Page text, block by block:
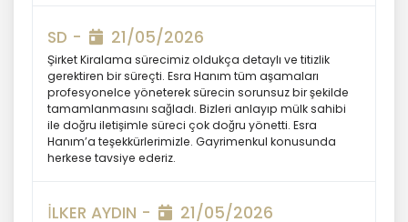
kaçınacaktır.
5. İlgili Mevzuatta Öngörülen veya
İşlendikleri Amaç İçin Gerekli Olan
Süre Kadar Muhafaza Etme
MASTERTURK FRANCHİSİNG
A.Ş.. Türk Ceza Kanunu’nun 138.
SD - 21/05/2026
Şirket Kiralama sürecimiz oldukça detaylı ve titizlik
gerektiren bir süreçti. Esra Hanım tüm aşamaları
profesyonelce yöneterek sürecin sorunsuz bir şekilde
tamamlanmasını sağladı. Bizleri anlayıp mülk sahibi
ile doğru iletişimle süreci çok doğru yönetti. Esra
Hanım’a teşekkürlerimizle. Gayrimenkul konusunda
herkese tavsiye ederiz.
İLKER AYDIN - 21/05/2026